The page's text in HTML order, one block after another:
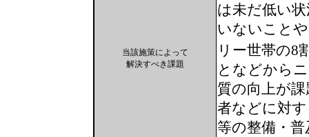
当該施策によって
解決すべき課題
は未だ低い
いないこと
リー世帯の8
となどから
質の向上が
者などに対
等の整備・